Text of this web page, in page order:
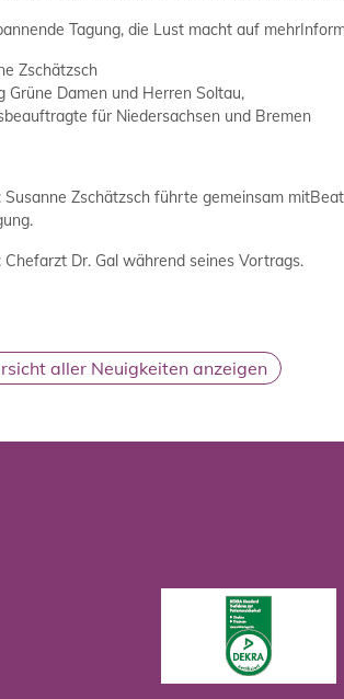
Tagung, die Lust macht auf
Zschätzsch
Grüne Damen und Herren Soltau,
für Niedersachsen und Bremen
Susanne Zschätzsch führte gemeinsam
Chefarzt Dr. Gal während seines Vortrags.
aller Neuigkeiten anzeigen